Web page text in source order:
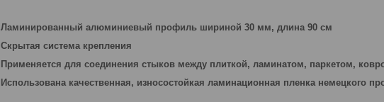
Ламинированный алюминиевый профиль шириной 30 мм, длина 90 см
Скрытая система крепления
Применяется для соединения стыков между плиткой, ламинатом, паркетом,
Использована качественная, износостойкая ламинационная пленка немецкого